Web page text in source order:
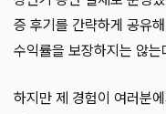
증 후기를 간략하게 공유
수익률을 보장하지는 않
하지만 제 경험이 여러분